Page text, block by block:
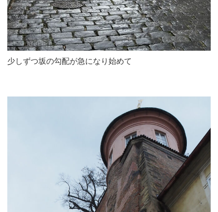
少しずつ坂の勾配が急になり始めて